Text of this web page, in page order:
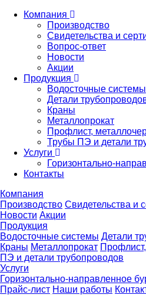
Компания
Производство
Свидетельства и
Вопрос-ответ
Новости
Акции
Продукция
Водосточные системы
Детали
Краны
Металлопрокат
Профлист,
Трубы ПЭ и детали
Услуги
Горизонтально-
Контакты
Компания
Производство Свидетельства и
Новости Акции
Продукция
Водосточные системы Детали
Краны Металлопрокат
ПЭ и детали трубопроводов
Услуги
Горизонтально-направленное
Прайс-лист Наши работы